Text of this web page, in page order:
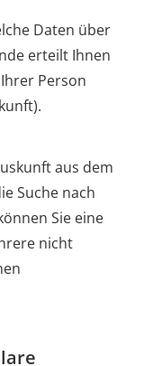
Daten über
erteilt Ihnen
Person
aus dem
Suche nach
Sie eine
nicht